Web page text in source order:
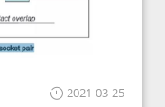
2021-03-25